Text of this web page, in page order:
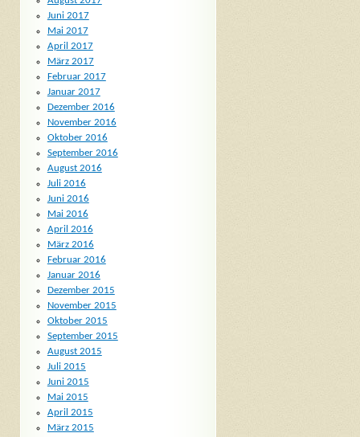
Juni 2017
Mai 2017
April 2017
März 2017
Februar 2017
Januar 2017
Dezember 2016
November 2016
Oktober 2016
September 2016
August 2016
Juli 2016
Juni 2016
Mai 2016
April 2016
März 2016
Februar 2016
Januar 2016
Dezember 2015
November 2015
Oktober 2015
September 2015
August 2015
Juli 2015
Juni 2015
Mai 2015
April 2015
März 2015